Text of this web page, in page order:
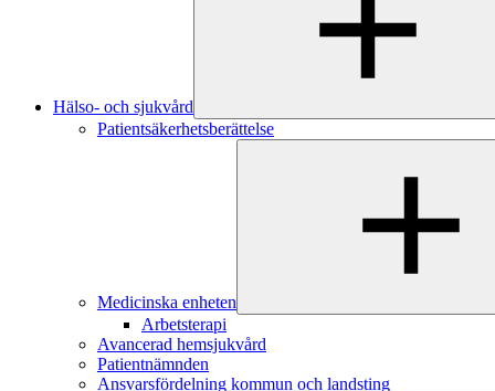
Hälso- och sjukvård
Patientsäkerhetsberättelse
Medicinska enheten
Arbetsterapi
Avancerad hemsjukvård
Patientnämnden
Ansvarsfördelning kommun och landsting